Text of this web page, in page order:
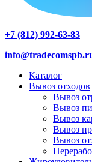
+7 (812) 992-63-83
Каталог
Вывоз отходов
Вывоз
Вывоз
Вывоз
Вывоз
Вывоз